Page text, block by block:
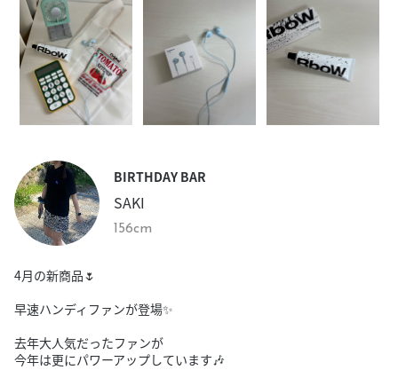
BIRTHDAY BAR
SAKI
156cm
4月の新商品🌷
早速ハンディファンが登場✨️
去年大人気だったファンが
今年は更にパワーアップしています🎶